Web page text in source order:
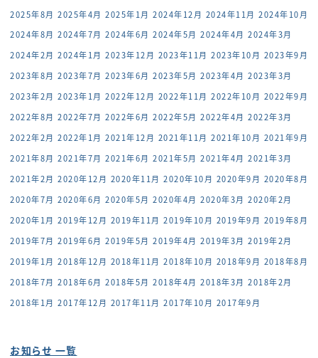
2025年8月 2025年4月 2025年1月 2024年12月 2024年11月 2024年10月
2024年8月 2024年7月 2024年6月 2024年5月 2024年4月 2024年3月
2024年2月 2024年1月 2023年12月 2023年11月 2023年10月 2023年9月
2023年8月 2023年7月 2023年6月 2023年5月 2023年4月 2023年3月
2023年2月 2023年1月 2022年12月 2022年11月 2022年10月 2022年9月
2022年8月 2022年7月 2022年6月 2022年5月 2022年4月 2022年3月
2022年2月 2022年1月 2021年12月 2021年11月 2021年10月 2021年9月
2021年8月 2021年7月 2021年6月 2021年5月 2021年4月 2021年3月
2021年2月 2020年12月 2020年11月 2020年10月 2020年9月 2020年8月
2020年7月 2020年6月 2020年5月 2020年4月 2020年3月 2020年2月
2020年1月 2019年12月 2019年11月 2019年10月 2019年9月 2019年8月
2019年7月 2019年6月 2019年5月 2019年4月 2019年3月 2019年2月
2019年1月 2018年12月 2018年11月 2018年10月 2018年9月 2018年8月
2018年7月 2018年6月 2018年5月 2018年4月 2018年3月 2018年2月
2018年1月 2017年12月 2017年11月 2017年10月 2017年9月
お知らせ 一覧